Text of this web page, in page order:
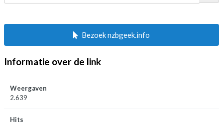
Bezoek nzbgeek.info
Informatie over de link
Weergaven
2.639
Hits